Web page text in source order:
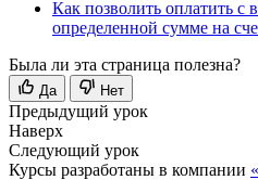
Как позволить оплатить с
определенной сумме на
Была ли эта страница полезна?
Да Нет
Предыдущий урок
Наверх
Следующий урок
Курсы разработаны в компании